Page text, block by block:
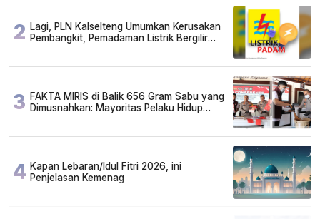
2 Lagi, PLN Kalselteng Umumkan Kerusakan
Pembangkit, Pemadaman Listrik Bergilir
3 FAKTA MIRIS di Balik 656 Gram Sabu yang
Dimusnahkan: Mayoritas Pelaku Hidup
4 Kapan Lebaran/Idul Fitri 2026, ini
Penjelasan Kemenag